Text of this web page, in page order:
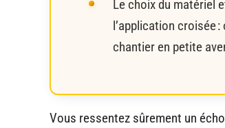
Le choix du matériel
l’application croisée
chantier en petite
Vous ressentez sûrement un